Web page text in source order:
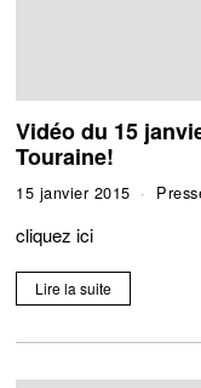
Vidéo du 15
Touraine!
15 janvier 2015
cliquez ici
Lire la suite